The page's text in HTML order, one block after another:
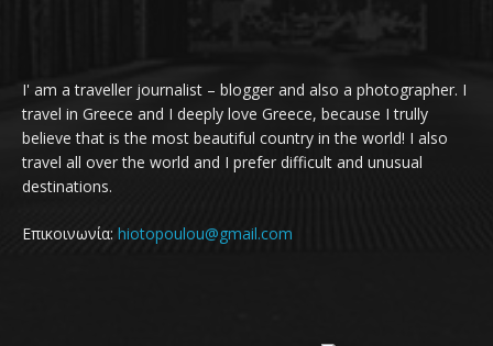
I' am a traveller journalist – blogger and also a photographer. I
travel in Greece and I deeply love Greece, because I trully
believe that is the most beautiful country in the world! I also
travel all over the world and I prefer difficult and unusual
destinations.
Επικοινωνία: hiotopoulou@gmail.com